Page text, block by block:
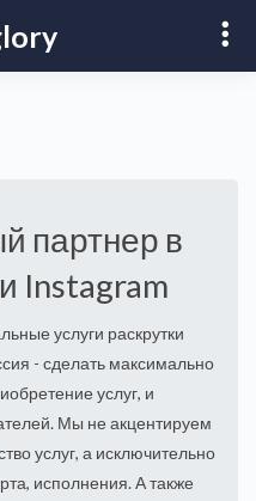
партнер в
Instagram
услуги раскрутки
- сделать максимально
услуг, и
Мы не акцентируем
услуг, а исключительно
исполнения. А также